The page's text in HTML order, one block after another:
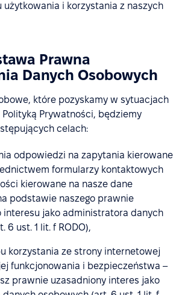
i korzystania z naszych
Prawna
Danych Osobowych
które pozyskamy w sytuacjach
Prywatności, będziemy
celach:
odpowiedzi na zapytania kierowane
formularzy kontaktowych
kierowane na nasze dane
podstawie naszego prawnie
interesu jako administratora danych
6 ust. 1 lit. f RODO),
korzystania ze strony internetowej
funkcjonowania i bezpieczeństwa –
prawnie uzasadniony interes jako